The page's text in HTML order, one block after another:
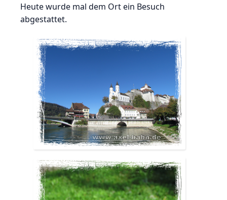
Heute wurde mal dem Ort ein Besuch
abgestattet.